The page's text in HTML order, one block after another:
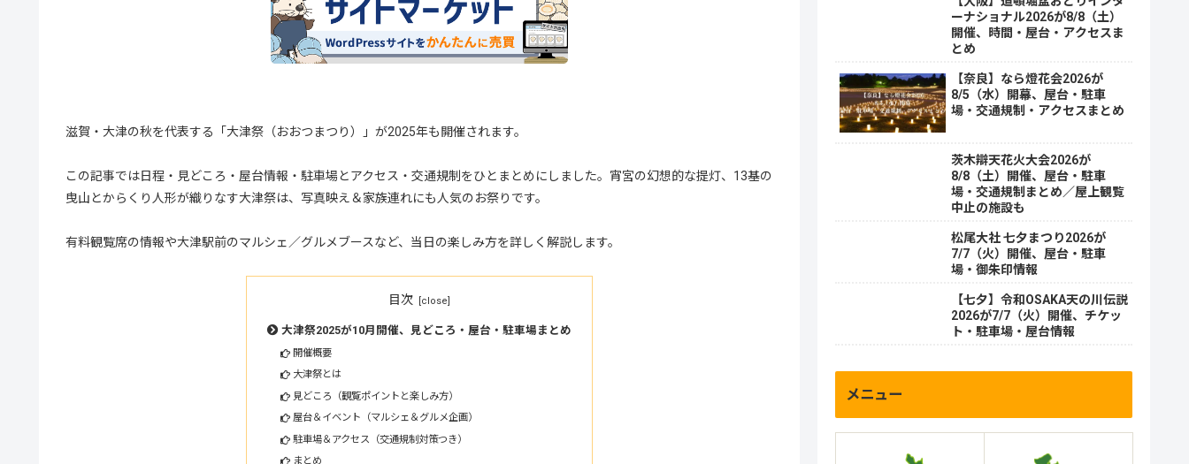
滋賀・大津の秋を代表する「大津祭（おおつまつり）」が2025年も開催されます。
この記事では日程・見どころ・屋台情報・駐車場とアクセス・交通規制をひとまとめにしました。宵宮の幻想的な提灯、13基の
曳山とからくり人形が織りなす大津祭は、写真映え＆家族連れにも人気のお祭りです。
有料観覧席の情報や大津駅前のマルシェ／グルメブースなど、当日の楽しみ方を詳しく解説します。
目次
大津祭2025が10月開催、見どころ・屋台・駐車場まとめ
開催概要
大津祭とは
見どころ（観覧ポイントと楽しみ方）
屋台＆イベント（マルシェ＆グルメ企画）
駐車場＆アクセス（交通規制対策つき）
まとめ
ーナショナル2026が8/8（土）
開催、時間・屋台・アクセスま
とめ
【奈良】なら燈花会2026が
8/5（水）開幕、屋台・駐車
場・交通規制・アクセスまとめ
茨木辯天花火大会2026が
8/8（土）開催、屋台・駐車
場・交通規制まとめ／屋上観覧
中止の施設も
松尾大社 七夕まつり2026が
7/7（火）開催、屋台・駐車
場・御朱印情報
【七夕】令和OSAKA天の川伝説
2026が7/7（火）開催、チケッ
ト・駐車場・屋台情報
メニュー